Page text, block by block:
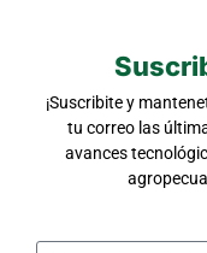
¡Suscribite y
tu correo las
avances